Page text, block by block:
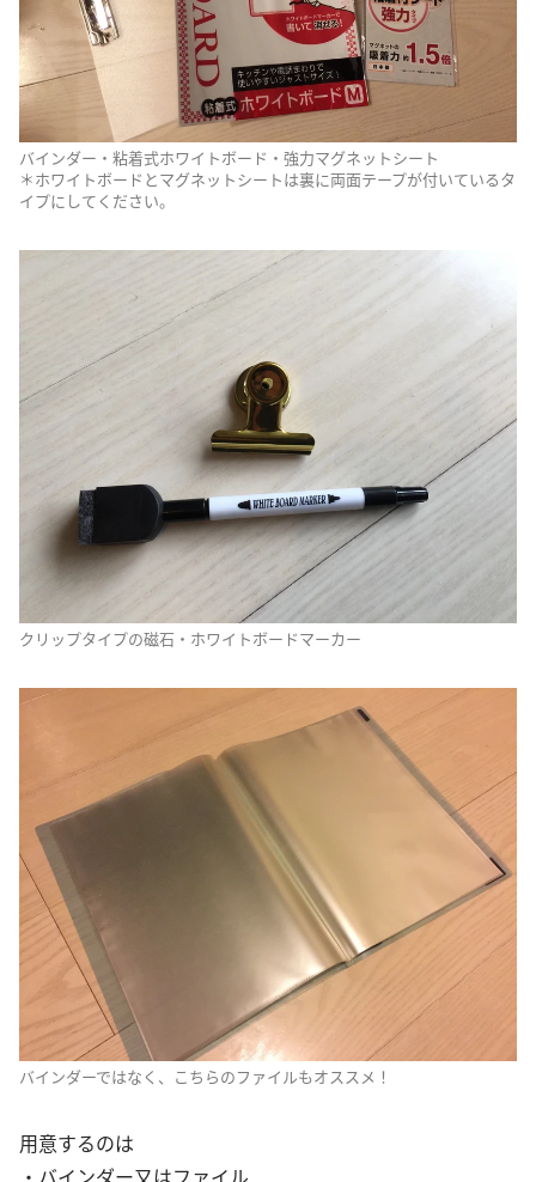
バインダー・粘着式ホワイトボード・強力マグネットシート
＊ホワイトボードとマグネットシートは裏に両面テープが付いているタ
イプにしてください。
クリップタイプの磁石・ホワイトボードマーカー
バインダーではなく、こちらのファイルもオススメ！
用意するのは
・バインダー又はファイル